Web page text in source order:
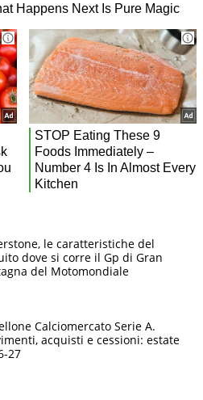
le caratteristiche del
dove si corre il Gp di Gran
del Motomondiale
Calciomercato Serie A.
acquisti e cessioni: estate
27